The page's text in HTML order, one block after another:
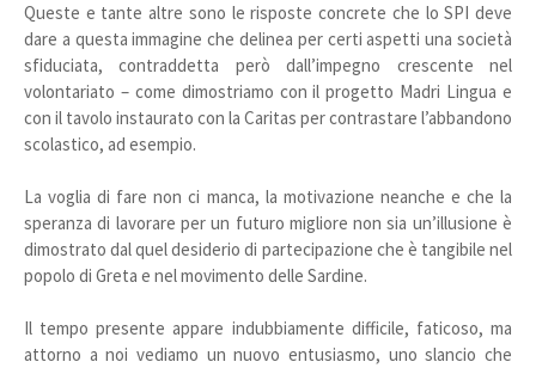
Queste e tante altre sono le risposte concrete che lo SPI deve
dare a questa immagine che delinea per certi aspetti una società
sfiduciata, contraddetta però dall’impegno crescente nel
volontariato – come dimostriamo con il progetto Madri Lingua e
con il tavolo instaurato con la Caritas per contrastare l’abbandono
scolastico, ad esempio.
La voglia di fare non ci manca, la motivazione neanche e che la
speranza di lavorare per un futuro migliore non sia un’illusione è
dimostrato dal quel desiderio di partecipazione che è tangibile nel
popolo di Greta e nel movimento delle Sardine.
Il tempo presente appare indubbiamente difficile, faticoso, ma
attorno a noi vediamo un nuovo entusiasmo, uno slancio che